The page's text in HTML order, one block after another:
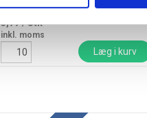
4,44 kr.
3,77/ Stk
inkl. moms
Læg i kurv